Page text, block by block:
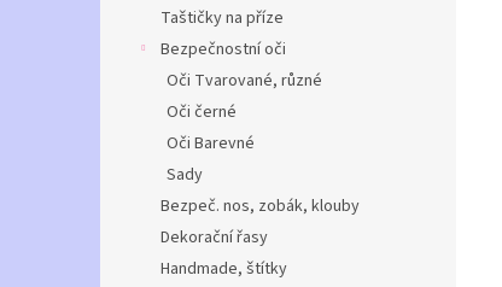
Taštičky na příze
Bezpečnostní oči
Oči Tvarované, různé
Oči černé
Oči Barevné
Sady
Bezpeč. nos, zobák, klouby
Dekorační řasy
Handmade, štítky